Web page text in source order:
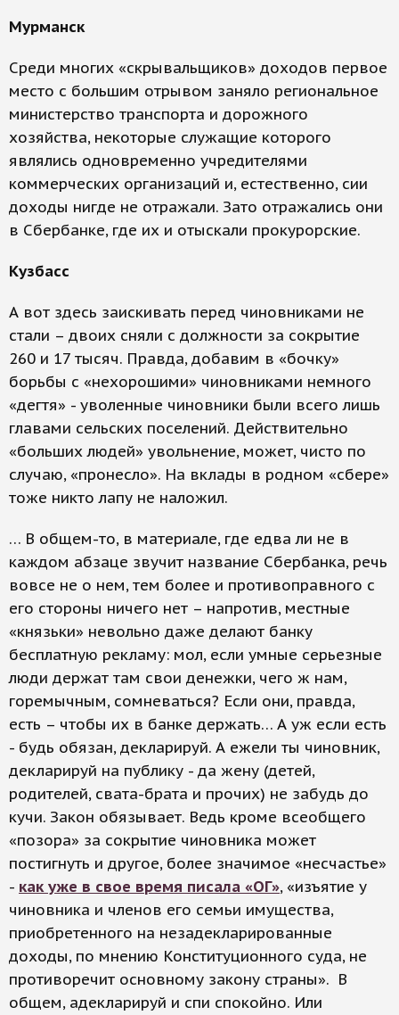
Мурманск
Среди многих «скрывальщиков» доходов первое
место с большим отрывом заняло региональное
министерство транспорта и дорожного
хозяйства, некоторые служащие которого
являлись одновременно учредителями
коммерческих организаций и, естественно, сии
доходы нигде не отражали. Зато отражались они
в Сбербанке, где их и отыскали прокурорские.
Кузбасс
А вот здесь заискивать перед чиновниками не
стали – двоих сняли с должности за сокрытие
260 и 17 тысяч. Правда, добавим в «бочку»
борьбы с «нехорошими» чиновниками немного
«дегтя» - уволенные чиновники были всего лишь
главами сельских поселений. Действительно
«больших людей» увольнение, может, чисто по
случаю, «пронесло». На вклады в родном «сбере»
тоже никто лапу не наложил.
… В общем-то, в материале, где едва ли не в
каждом абзаце звучит название Сбербанка, речь
вовсе не о нем, тем более и противоправного с
его стороны ничего нет – напротив, местные
«князьки» невольно даже делают банку
бесплатную рекламу: мол, если умные серьезные
люди держат там свои денежки, чего ж нам,
горемычным, сомневаться? Если они, правда,
есть – чтобы их в банке держать… А уж если есть
- будь обязан, декларируй. А ежели ты чиновник,
декларируй на публику - да жену (детей,
родителей, свата-брата и прочих) не забудь до
кучи. Закон обязывает. Ведь кроме всеобщего
«позора» за сокрытие чиновника может
постигнуть и другое, более значимое «несчастье»
- как уже в свое время писала «ОГ», «изъятие у
чиновника и членов его семьи имущества,
приобретенного на незадекларированные
доходы, по мнению Конституционного суда, не
противоречит основному закону страны». В
общем, адекларируй и спи спокойно. Или